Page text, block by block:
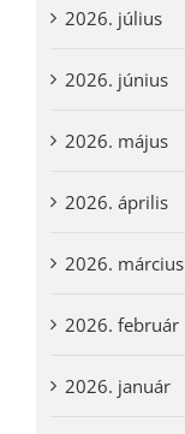
2026. július
2026. június
2026. május
2026. április
2026. március
2026. február
2026. január